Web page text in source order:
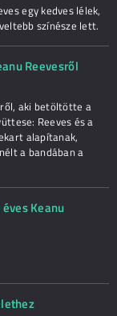
egy kedves lélek,
színésze lett.
Reevesről
aki betöltötte a
Reeves és a
alapítanak,
a bandában a
Keanu